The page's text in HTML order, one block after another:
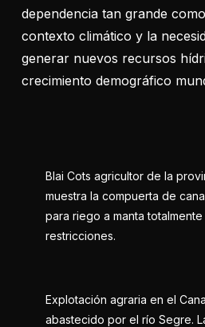
dependencia tan grande
contexto climático y la
generar nuevos recursos
crecimiento demográfico
Blai Cots agricultor de la
muestra la compuerta de
para riego a manta
restricciones.
Explotación agraria en el
abastecido por el río Segre.